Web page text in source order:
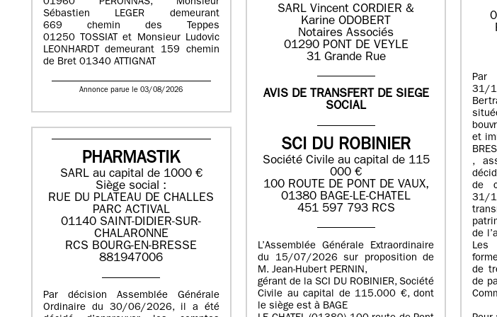
01960 PERONNAS, Monsieur
Sébastien LEGER demeurant
669 chemin des Teppes
01250 TOSSIAT et Monsieur Ludovic
LEONHARDT demeurant 159 chemin
de Bret 01340 ATTIGNAT
Annonce parue le 03/08/2026
SARL Vincent CORDIER &
Karine ODOBERT
Notaires Associés
01290 PONT DE VEYLE
31 Grande Rue
AVIS DE TRANSFERT DE SIEGE
SOCIAL
SCI DU ROBINIER
Société Civile au capital de 115
000 €
100 ROUTE DE PONT DE VAUX,
01380 BAGE-LE-CHATEL
451 597 793 RCS
L’Assemblée Générale Extraordinaire
du 15/07/2026 sur proposition de
M. Jean-Hubert PERNIN,
gérant de la SCI DU ROBINIER, Société
Civile au capital de 115.000 €, dont
le siège est à BAGE
Par
31/
et
,
de
31/
de
Les
de
de
PHARMASTIK
SARL au capital de 1000 €
Siège social :
RUE DU PLATEAU DE CHALLES
PARC ACTIVAL
01140 SAINT-DIDIER-SUR-
CHALARONNE
RCS BOURG-EN-BRESSE
881947006
Par décision Assemblée Générale
Ordinaire du 30/06/2026, il a été